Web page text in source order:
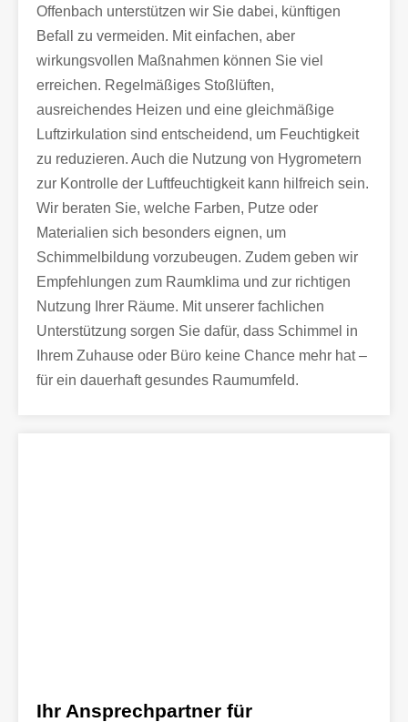
Offenbach unterstützen wir Sie dabei, künftigen
Befall zu vermeiden. Mit einfachen, aber
wirkungsvollen Maßnahmen können Sie viel
erreichen. Regelmäßiges Stoßlüften,
ausreichendes Heizen und eine gleichmäßige
Luftzirkulation sind entscheidend, um Feuchtigkeit
zu reduzieren. Auch die Nutzung von Hygrometern
zur Kontrolle der Luftfeuchtigkeit kann hilfreich sein.
Wir beraten Sie, welche Farben, Putze oder
Materialien sich besonders eignen, um
Schimmelbildung vorzubeugen. Zudem geben wir
Empfehlungen zum Raumklima und zur richtigen
Nutzung Ihrer Räume. Mit unserer fachlichen
Unterstützung sorgen Sie dafür, dass Schimmel in
Ihrem Zuhause oder Büro keine Chance mehr hat –
für ein dauerhaft gesundes Raumumfeld.
Ihr Ansprechpartner für